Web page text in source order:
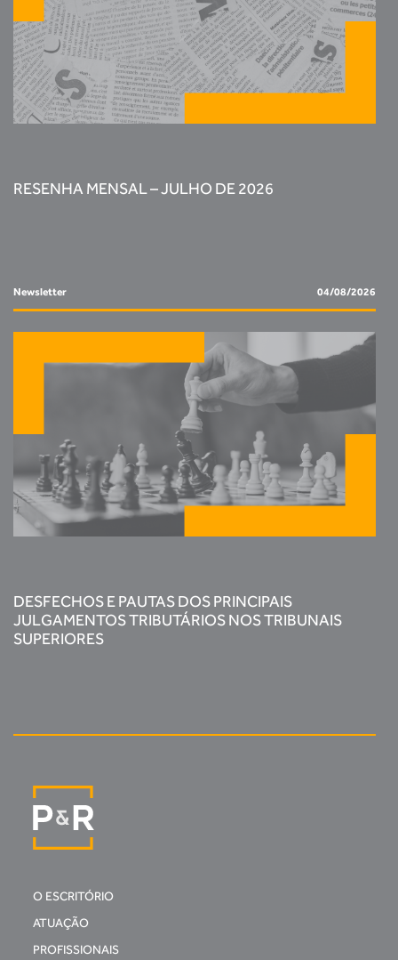
RESENHA MENSAL – JULHO DE 2026
Newsletter 04/08/2026
DESFECHOS E PAUTAS DOS PRINCIPAIS
JULGAMENTOS TRIBUTÁRIOS NOS TRIBUNAIS
SUPERIORES
O ESCRITÓRIO
ATUAÇÃO
PROFISSIONAIS